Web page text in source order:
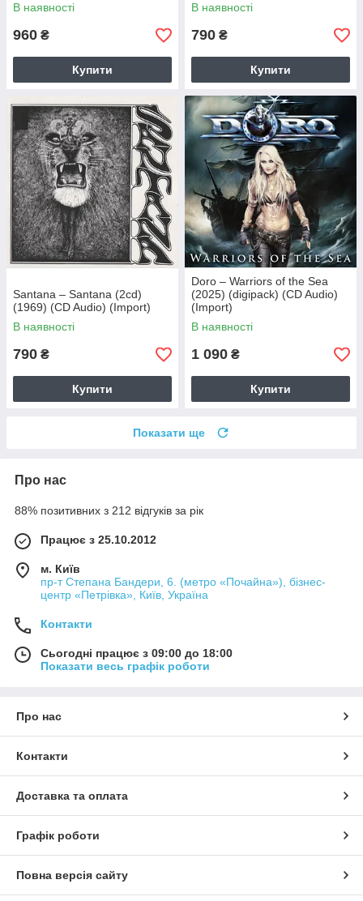
В наявності
960 ₴
Купити
В наявності
790 ₴
Купити
Santana – Santana (2cd)
(1969) (CD Audio) (Import)
В наявності
790 ₴
Купити
Doro – Warriors of the Sea
(2025) (digipack) (CD Audio)
(Import)
В наявності
1 090 ₴
Купити
Показати ще
Про нас
88% позитивних з 212 відгуків за рік
Працює з 25.10.2012
м. Київ
пр-т Степана Бандери, 6. (метро «Почайна»), бізнес-
центр «Петрівка», Київ, Україна
Контакти
Сьогодні працює з 09:00 до 18:00
Показати весь графік роботи
Про нас
Контакти
Доставка та оплата
Графік роботи
Повна версія сайту